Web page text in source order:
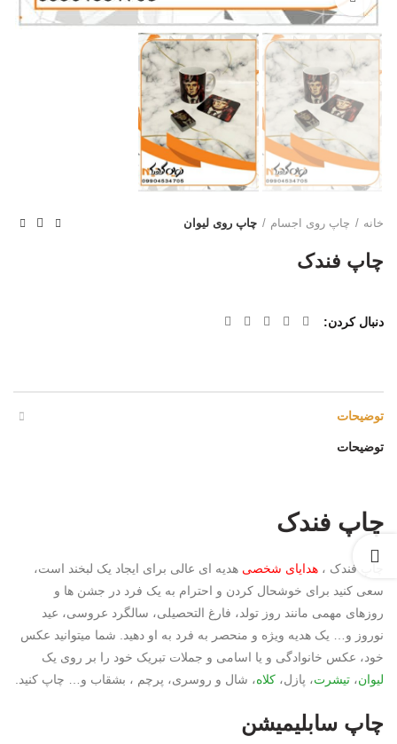
خانه چاپ روی اجسام چاپ روی لیوان
چاپ فندک
دنبال کردن
توضیحات
توضیحات
چاپ فندک
چاپ فندک ، هدایای شخصی هدیه ای عالی برای ایجاد یک لبخند است،
سعی کنید برای خوشحال کردن و احترام به یک فرد در جشن ها و
روزهای مهمی مانند روز تولد، فارغ التحصیلی، سالگرد عروسی، عید
نوروز و… یک هدیه ویژه و منحصر به فرد به او دهید. شما میتوانید عکس
خود، عکس خانوادگی و یا اسامی و جملات تبریک خود را بر روی یک
لیوان، تیشرت، پازل، کلاه، شال و روسری، پرچم ، بشقاب و… چاپ کنید.
چاپ سابلیمیشن